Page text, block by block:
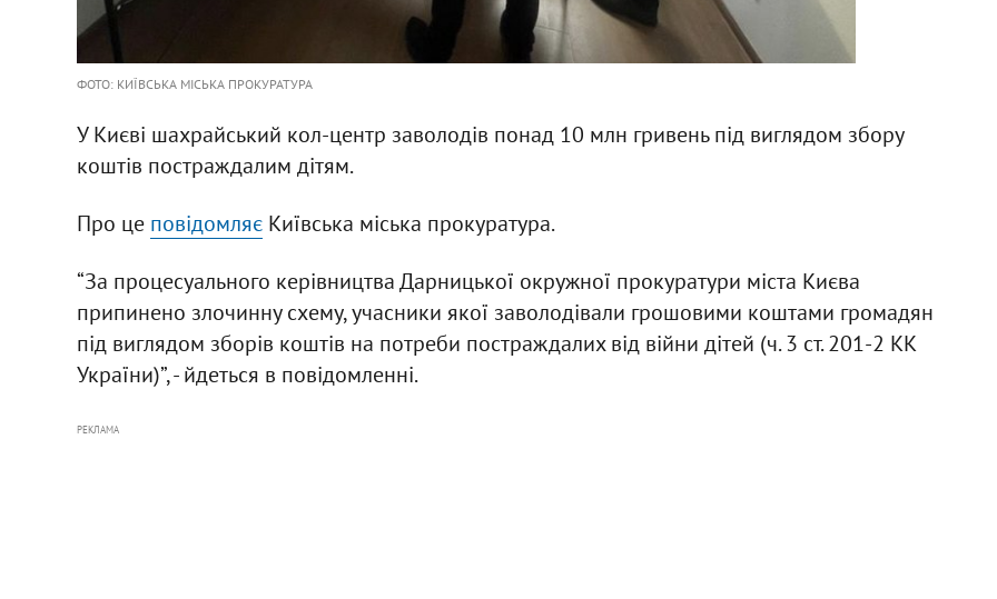
ФОТО: КИЇВСЬКА МІСЬКА ПРОКУРАТУРА
У Києві шахрайський кол-центр заволодів понад 10 млн гривень під виглядом збору
коштів постраждалим дітям.
Про це повідомляєКиївська міська прокуратура.
“За процесуального керівництва Дарницької окружної прокуратури міста Києва
припинено злочинну схему, учасники якої заволодівали грошовими коштами громадян
під виглядом зборів коштів на потреби постраждалих від війни дітей (ч. 3 ст. 201-2 КК
України)”, - йдеться в повідомленні.
РЕКЛАМА